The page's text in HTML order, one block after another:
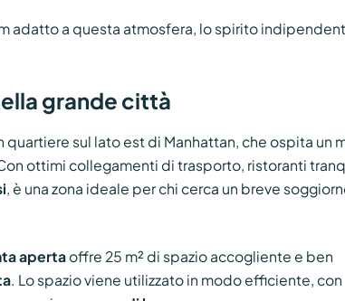
adatto a questa atmosfera, lo spirito
grande città
quartiere sul lato est di Manhattan, che ospita un
ottimi collegamenti di trasporto, ristoranti
, è una zona ideale per chi cerca un breve
apertaoffre 25 m² di spazio accogliente e ben
. Lo spazio viene utilizzato in modo efficiente, con